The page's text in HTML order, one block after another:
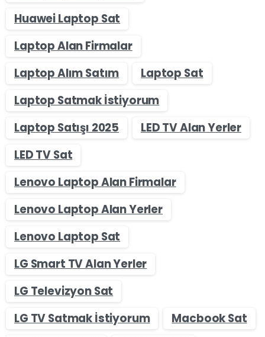
Huawei Laptop Sat
Laptop Alan Firmalar
Laptop Alım Satım
Laptop Sat
Laptop Satmak İstiyorum
Laptop Satışı 2025
LED TV Alan Yerler
LED TV Sat
Lenovo Laptop Alan Firmalar
Lenovo Laptop Alan Yerler
Lenovo Laptop Sat
LG Smart TV Alan Yerler
LG Televizyon Sat
LG TV Satmak İstiyorum
Macbook Sat